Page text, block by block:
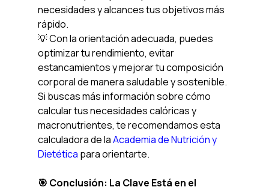
necesidades y alcances tus objetivos más
rápido.
💡 Con la orientación adecuada, puedes
optimizar tu rendimiento, evitar
estancamientos y mejorar tu composición
corporal de manera saludable y sostenible.
Si buscas más información sobre cómo
calcular tus necesidades calóricas y
macronutrientes, te recomendamos esta
calculadora de la Academia de Nutrición y
Dietética para orientarte.
🎯 Conclusión: La Clave Está en el